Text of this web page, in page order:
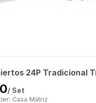
24P Tradicional
/ Set
Casa Matriz